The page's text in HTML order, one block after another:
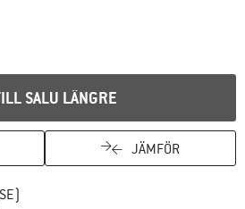
SALU LÄNGRE
JÄMFÖR